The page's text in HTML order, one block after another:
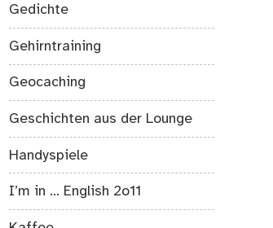
Gedichte
Gehirntraining
Geocaching
Geschichten aus der Lounge
Handyspiele
I’m in … English 2o11